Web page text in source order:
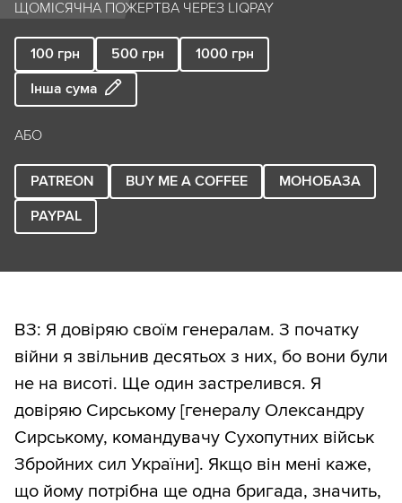
ЩОМІСЯЧНА ПОЖЕРТВА ЧЕРЕЗ LIQPAY
100 грн 500 грн 1000 грн
Інша сума
АБО
PATREON BUY ME A COFFEE
МОНОБАЗА
PAYPAL
ВЗ: Я довіряю своїм генералам. З початку
війни я звільнив десятьох з них, бо вони були
не на висоті. Ще один застрелився. Я
довіряю Сирському [генералу Олександру
Сирському, командувачу Сухопутних військ
Збройних сил України]. Якщо він мені каже,
що йому потрібна ще одна бригада, значить,